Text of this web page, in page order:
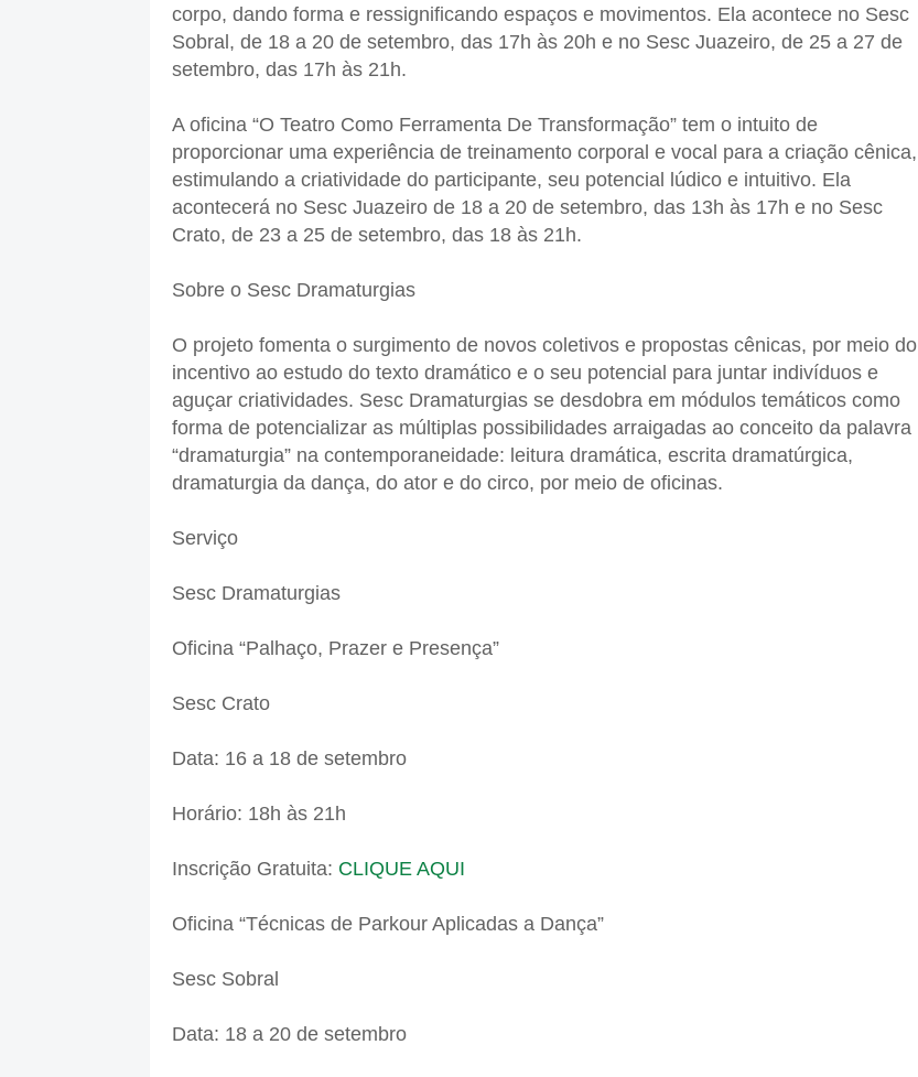
corpo, dando forma e ressignificando espaços e movimentos. Ela acontece no Sesc
Sobral, de 18 a 20 de setembro, das 17h às 20h e no Sesc Juazeiro, de 25 a 27 de
setembro, das 17h às 21h.
A oficina “O Teatro Como Ferramenta De Transformação” tem o intuito de
proporcionar uma experiência de treinamento corporal e vocal para a criação cênica,
estimulando a criatividade do participante, seu potencial lúdico e intuitivo. Ela
acontecerá no Sesc Juazeiro de 18 a 20 de setembro, das 13h às 17h e no Sesc
Crato, de 23 a 25 de setembro, das 18 às 21h.
Sobre o Sesc Dramaturgias
O projeto fomenta o surgimento de novos coletivos e propostas cênicas, por meio do
incentivo ao estudo do texto dramático e o seu potencial para juntar indivíduos e
aguçar criatividades. Sesc Dramaturgias se desdobra em módulos temáticos como
forma de potencializar as múltiplas possibilidades arraigadas ao conceito da palavra
“dramaturgia” na contemporaneidade: leitura dramática, escrita dramatúrgica,
dramaturgia da dança, do ator e do circo, por meio de oficinas.
Serviço
Sesc Dramaturgias
Oficina “Palhaço, Prazer e Presença”
Sesc Crato
Data: 16 a 18 de setembro
Horário: 18h às 21h
Inscrição Gratuita: CLIQUE AQUI
Oficina “Técnicas de Parkour Aplicadas a Dança”
Sesc Sobral
Data: 18 a 20 de setembro